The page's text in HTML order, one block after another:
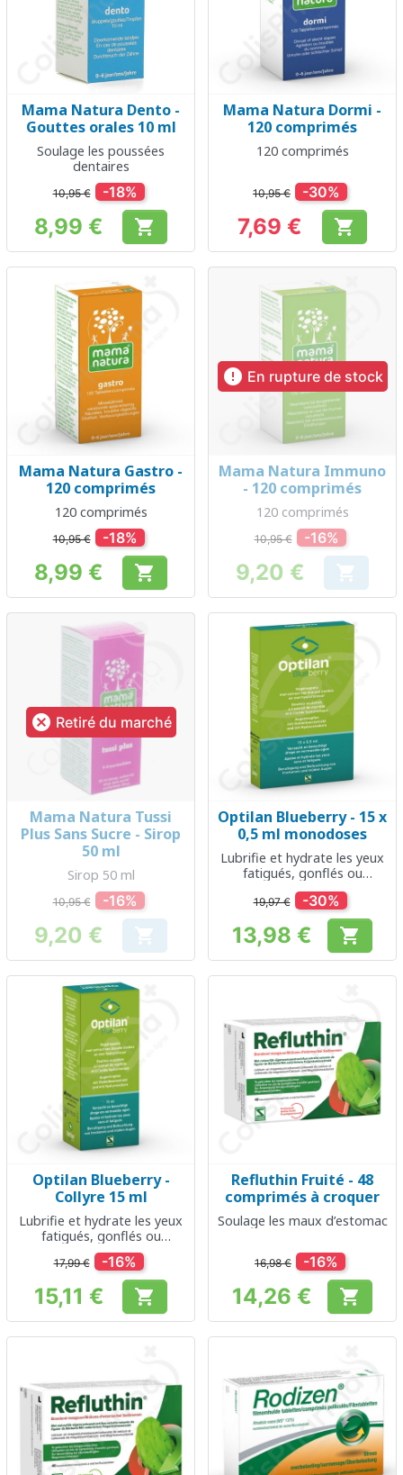
Mama Natura Dento -
Gouttes orales 10 ml
Soulage les poussées
dentaires
10,95 € -18%
Prix
8,99 € 
Mama Natura Dormi -
120 comprimés
120 comprimés
10,95 € -30%
Prix
7,69 € 
Mama Natura Gastro -
120 comprimés
120 comprimés
10,95 € -18%
Prix
8,99 € 
 En rupture de stock
Mama Natura Immuno
- 120 comprimés
120 comprimés
10,95 € -16%
Prix
9,20 € 
 Retiré du marché
Mama Natura Tussi
Plus Sans Sucre - Sirop
50 ml
Sirop 50 ml
10,95 € -16%
Prix
9,20 € 
Optilan Blueberry - 15 x
0,5 ml monodoses
Lubrifie et hydrate les yeux
fatigués, gonflés ou
surmenés
19,97 € -30%
Prix
13,98 € 
Optilan Blueberry -
Collyre 15 ml
Lubrifie et hydrate les yeux
fatigués, gonflés ou
surmenés
17,99 € -16%
Prix
15,11 € 
Refluthin Fruité - 48
comprimés à croquer
Soulage les maux d’estomac
16,98 € -16%
Prix
14,26 € 